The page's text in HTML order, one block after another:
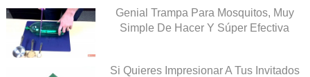
Genial Trampa Para Mosquitos, Muy
Simple De Hacer Y Súper Efectiva
Si Quieres Impresionar A Tus Invitados